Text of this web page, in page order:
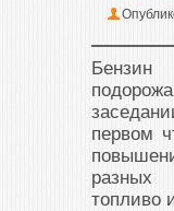
первом
топливо